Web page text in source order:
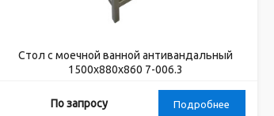
Стол с моечной ванной антивандальный
1500х880х860 7-006.3
По запросу Подробнее